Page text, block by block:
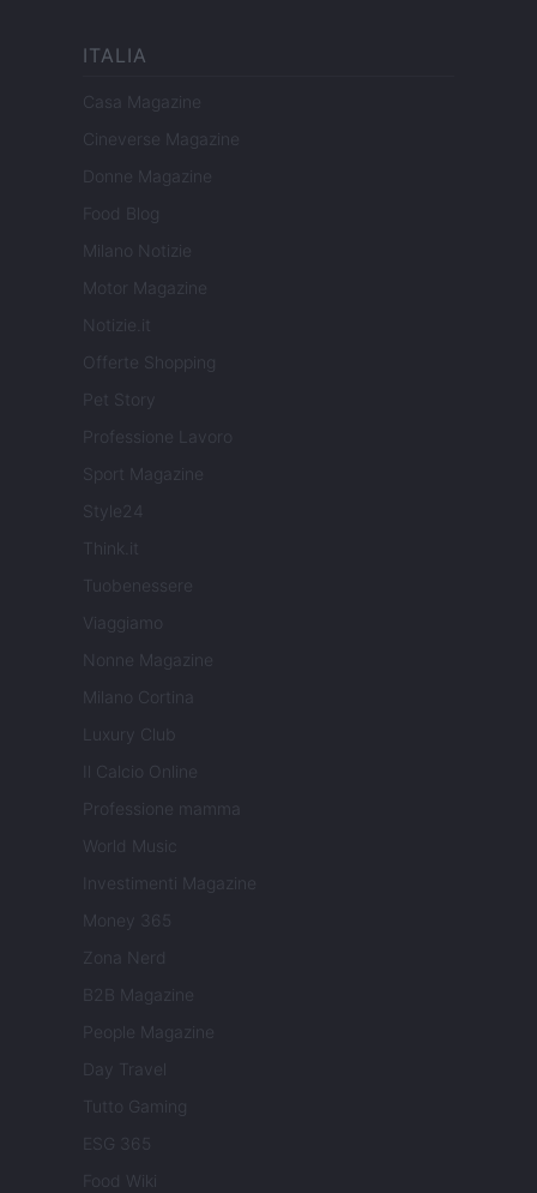
ITALIA
Casa Magazine
Cineverse Magazine
Donne Magazine
Food Blog
Milano Notizie
Motor Magazine
Notizie.it
Offerte Shopping
Pet Story
Professione Lavoro
Sport Magazine
Style24
Think.it
Tuobenessere
Viaggiamo
Nonne Magazine
Milano Cortina
Luxury Club
Il Calcio Online
Professione mamma
World Music
Investimenti Magazine
Money 365
Zona Nerd
B2B Magazine
People Magazine
Day Travel
Tutto Gaming
ESG 365
Food Wiki